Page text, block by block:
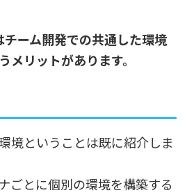
ーム開発での共通した環境
メリットがあります。
境ということは既に紹介しま
ごとに個別の環境を構築する